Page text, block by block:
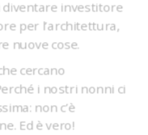
diventare investitore
per l’architettura,
nuove cose.
cercano
i nostri nonni ci
non c’è
Ed è vero!